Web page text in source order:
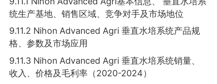
统生产基地、销售区域、竞争对手及市场地位
9.11.2 Nihon Advanced Agri 垂直水培系统产品规
格、参数及市场应用
9.11.3 Nihon Advanced Agri 垂直水培系统销量、
收入、价格及毛利率（2020-2024）